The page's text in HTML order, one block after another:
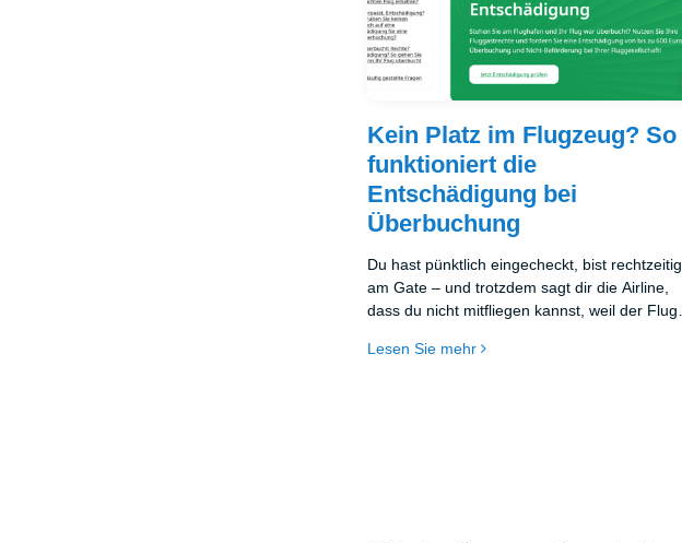
Kein Platz im Flugzeug? So
funktioniert die
Entschädigung bei
Überbuchung
Du hast pünktlich eingecheckt, bist rechtzeitig
am Gate – und trotzdem sagt dir die Airline,
dass du nicht mitfliegen kannst, weil der Flug
Szenario ist kein Einzelfall.
Lesen Sie mehr